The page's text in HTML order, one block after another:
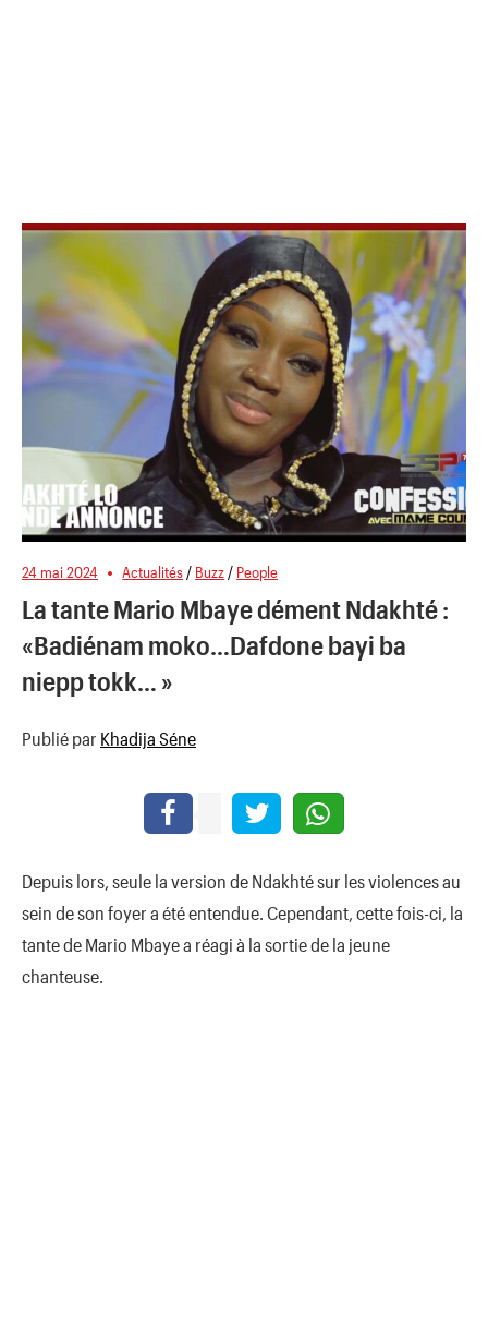
24 mai 2024 Actualités / Buzz / People
La tante Mario Mbaye dément Ndakhté :
«Badiénam moko…Dafdone bayi ba
niepp tokk… »
Publié par Khadija Séne
Depuis lors, seule la version de Ndakhté sur les violences au
sein de son foyer a été entendue. Cependant, cette fois-ci, la
tante de Mario Mbaye a réagi à la sortie de la jeune
chanteuse.